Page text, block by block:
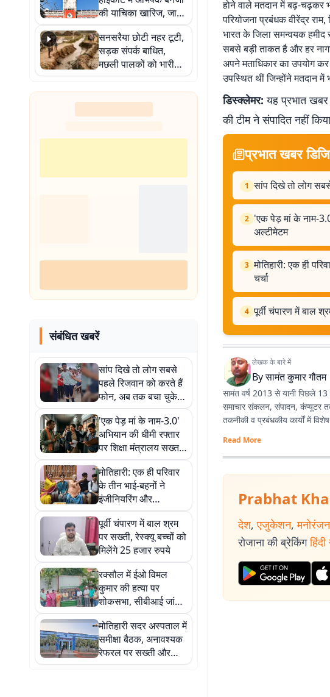
की याचिका खारिज, जानें
क्या है पूरा मामला
सनसरैया छोटी नहर टूटी,
सड़क संपर्क बाधित,
मछली पालकों को भारी
नुकसान
संबंधित खबरें
सांप दिखे तो लोग सबसे
पहले रिजवान को करते हैं
फोन, अब तक बचा चुके हैं
कई बेजुबान जानें
'एक पेड़ मां के नाम-3.0'
अभियान की धीमी रफ्तार
पर शिक्षा मंत्रालय सख्त,
स्कूलों को मिला
अल्टीमेटम
मोतिहारी: एक ही परिवार
के तीन भाई-बहनों ने
इंजीनियरिंग और
पॉलिटेक्निक में मारी बाजी,
जिले में चर्चा
पूर्वी चंपारण में बाल श्रम
पर सख्ती, रेस्क्यू बच्चों को
मिलेंगे 25 हजार रुपये
रक्सौल में ईओ विमल
कुमार की हत्या पर
शोकसभा, सीबीआई जांच
की मांग
मोतिहारी सदर अस्पताल में
समीक्षा बैठक, अनावश्यक
रेफरल पर सख्ती और
आईसीयू विस्तार का दिखा
होने वाले मतदान में बढ़-चढ़कर
परियोजना प्रबंधक वीरेंद्र
भारत के जिला समन्वयक हमीद
सबसे बड़ी ताकत है और हर
अपने मताधिकार का उपयोग
उपस्थित थीं जिन्होंने मतदान
डिस्क्लेमर: यह प्रभात
की टीम ने संपादित नहीं
प्रभात खबर
1 सांप दिखे तो लोग
2 'एक पेड़ मां के नाम-
अल्टीमेटम
3 मोतिहारी: एक ही
चर्चा
4 पूर्वी चंपारण में बाल
लेखक के बारे में
Byसामंत कुमार गौतम
सामंत वर्ष 2013 से यानी पिछले
समाचार संकलन, संपादन, कंप्यूटर
तकनीकी व प्रबंधकीय कार्यों में
Read More
Prabhat
देश, एजुकेशन, मनोरंजन
रोजाना की ब्रेकिंग